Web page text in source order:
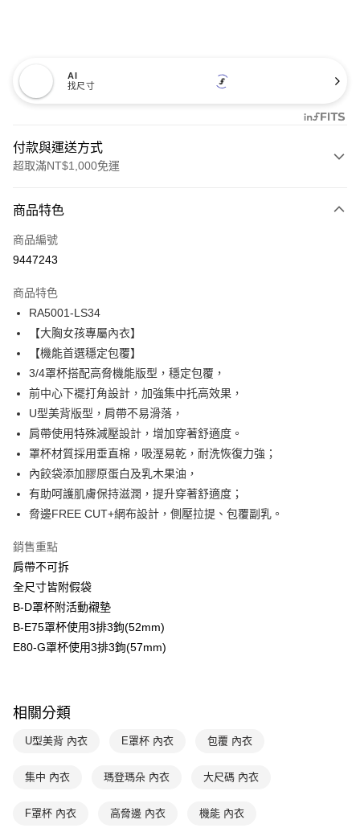
AI
找尺寸
付款與運送方式
超取滿NT$1,000免運
信用卡一次付款
信用卡分期付款
合作金庫商業銀行
華南商業銀行
上海商業儲蓄銀行
國泰世華商業銀行
臺灣中小企業銀行
台中商業銀行
匯豐（台灣）商業銀行
華泰商業銀行
聯邦商業銀行
遠東國際商業銀行
元大商業銀行
玉山商業銀行
星展（台灣）商業銀行
台新國際商業銀行
中國信託商業銀行
台灣樂天信用卡公司
LINE Pay
Apple Pay
悠遊付
AFTEE先享後付
相關說明
【關於「AFTEE先享後付」】
AFTEE先享後付是「在收到商品之後才付款」的支付方式。 讓您購物簡單
便利好安心！
２．便利：只要手機號碼，簡訊認證，即可結帳。
３．安心：先確認商品／服務後，再付款。
【「AFTEE先享後付」結帳流程】
１．於結帳方式選擇「AFTEE先享後付」後，將跳轉至「AFTEE先享後付」
結帳頁面，進行簡訊認證並確認金額後，即可完成結帳。
２．訂單成立數日內，您將收到繳費通知簡訊。
３．收到繳費通知簡訊後14天內，點擊此簡訊中的連結，可透過四大超商／
後付繳納相關費用。
是否繳費成功／繳費後需取消欲退款等相關疑問，請聯繫「AFTEE先享後付
【注意事項】
易，需依本服務之必要範圍內提供個人資料，並將交易相關給付款項請求債
運送方式
全家取貨付款-以PackAge+配客嘉循環箱包裝寄出
每筆NT$90，滿NT$1,000(含以上)免運費
付款後全家取貨-以PackAge+配客嘉循環箱包裝寄出
每筆NT$90，滿NT$1,000(含以上)免運費
每筆NT$90，滿NT$1,000(含以上)免運費
7-11取貨付款
商品特色
商品編號
9447243
商品特色
RA5001-LS34
【大胸女孩專屬內衣】
【機能首選穩定包覆】
3/4罩杯搭配高脅機能版型，穩定包覆，
前中心下襬打角設計，加強集中托高效果，
U型美背版型，肩帶不易滑落，
肩帶使用特殊減壓設計，增加穿著舒適度。
罩杯材質採用垂直棉，吸溼易乾，耐洗恢復力強；
內餃袋添加膠原蛋白及乳木果油，
有助呵護肌膚保持滋潤，提升穿著舒適度；
脅邊FREE CUT+網布設計，側壓拉提、包覆副乳。
銷售重點
肩帶不可拆
全尺寸皆附假袋
B-D罩杯附活動襯墊
B-E75罩杯使用3排3鉤(52mm)
E80-G罩杯使用3排3鉤(57mm)
相關分類
U型美背 內衣 E罩杯 內衣 包覆 內衣
集中 內衣 瑪登瑪朵 內衣 大尺碼 內衣
F罩杯 內衣 高脅邊 內衣 機能 內衣